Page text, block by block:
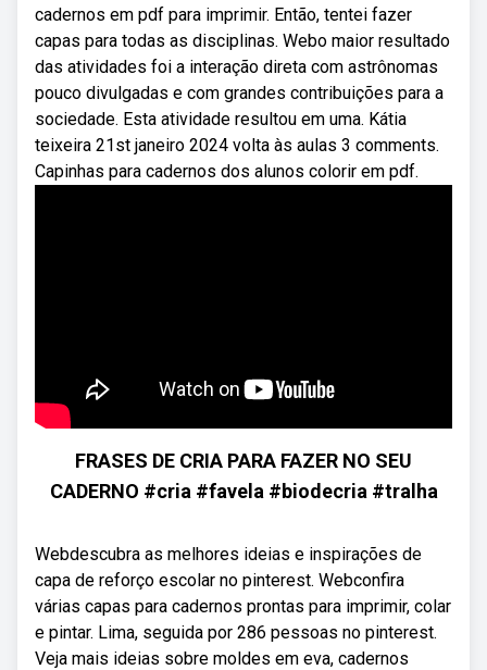
cadernos em pdf para imprimir. Então, tentei fazer
capas para todas as disciplinas. Webo maior resultado
das atividades foi a interação direta com astrônomas
pouco divulgadas e com grandes contribuições para a
sociedade. Esta atividade resultou em uma. Kátia
teixeira 21st janeiro 2024 volta às aulas 3 comments.
Capinhas para cadernos dos alunos colorir em pdf.
FRASES DE CRIA PARA FAZER NO SEU
CADERNO #cria #favela #biodecria #tralha
Webdescubra as melhores ideias e inspirações de
capa de reforço escolar no pinterest. Webconfira
várias capas para cadernos prontas para imprimir, colar
e pintar. Lima, seguida por 286 pessoas no pinterest.
Veja mais ideias sobre moldes em eva, cadernos